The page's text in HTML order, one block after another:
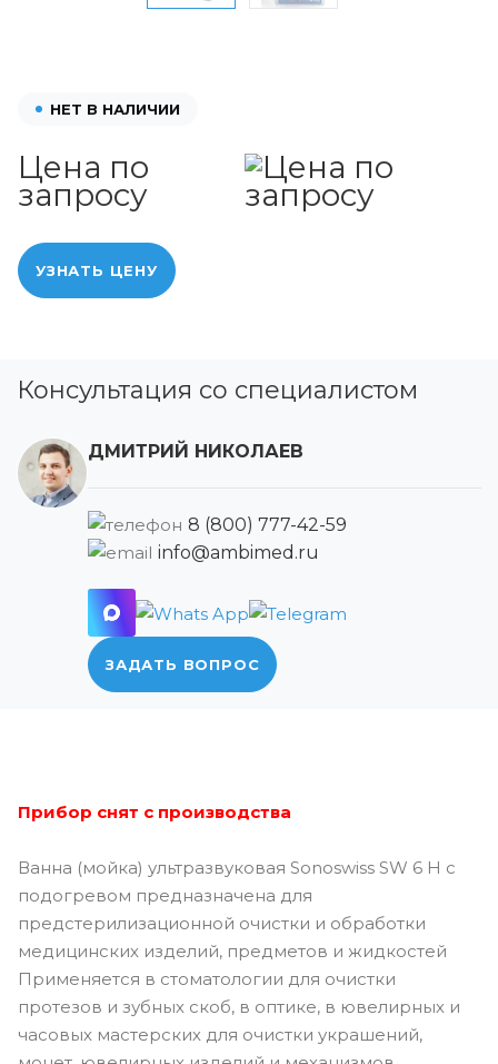
НЕТ В НАЛИЧИИ
Цена по
запросу
УЗНАТЬ ЦЕНУ
Консультация со специалистом
ДМИТРИЙ НИКОЛАЕВ
8 (800) 777-42-59
info@ambimed.ru
ЗАДАТЬ ВОПРОС
Прибор снят с производства
Ванна (мойка) ультразвуковая Sonoswiss SW 6 H с
подогревом предназначена для
предстерилизационной очистки и обработки
медицинских изделий, предметов и жидкостей
Применяется в стоматологии для очистки
протезов и зубных скоб, в оптике, в ювелирных и
часовых мастерских для очистки украшений,